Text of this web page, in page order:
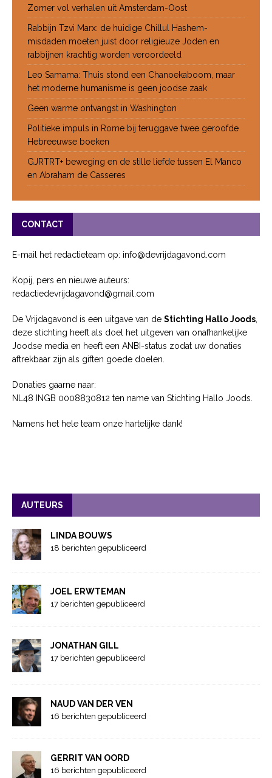
Zomer vol verhalen uit Amsterdam-Oost
Rabbijn Tzvi Marx: de huidige Chillul Hashem-
misdaden moeten juist door religieuze Joden en
rabbijnen krachtig worden veroordeeld
Leo Samama: Thuis stond een Chanoekaboom, maar
het moderne humanisme is geen joodse zaak
Geen warme ontvangst in Washington
Politieke impuls in Rome bij teruggave twee geroofde
Hebreeuwse boeken
GJRTRT+ beweging en de stille liefde tussen El Manco
en Abraham de Casseres
CONTACT
E-mail het redactieteam op: info@devrijdagavond.com
Kopij, pers en nieuwe auteurs:
redactiedevrijdagavond@gmail.com
De Vrijdagavond is een uitgave van de Stichting Hallo Joods
deze stichting heeft als doel het uitgeven van onafhankelijke
Joodse media en heeft een ANBI-status zodat uw donaties
aftrekbaar zijn als giften goede doelen.
Donaties gaarne naar:
NL48 INGB 0008830812 ten name van Stichting Hallo Joods.
Namens het hele team onze hartelijke dank!
AUTEURS
LINDA BOUWS
18 berichten gepubliceerd
JOEL ERWTEMAN
17 berichten gepubliceerd
JONATHAN GILL
17 berichten gepubliceerd
NAUD VAN DER VEN
16 berichten gepubliceerd
GERRIT VAN OORD
16 berichten gepubliceerd